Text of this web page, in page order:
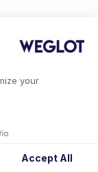
your
Accept All
oferują